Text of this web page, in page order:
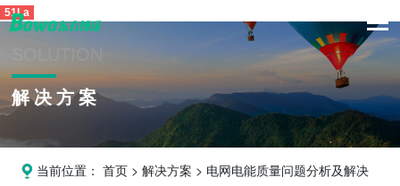
51La
SOLUTION
解决方案
当前位置： 首页> 解决方案 > 电网电能质量问题分析及解决